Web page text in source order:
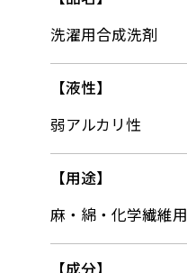
洗濯用合成洗剤
液性
弱アルカリ性
用途
麻・綿・化学繊維用
成分